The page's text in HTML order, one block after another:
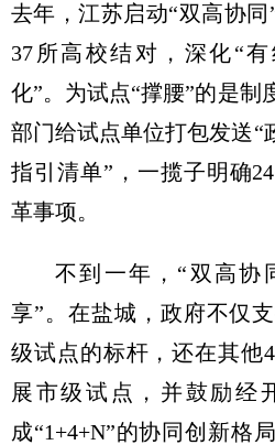
去年，江苏启动“双高协
37所高校结对，深化“
化”。为试点“撑腰”的是
部门给试点单位打包发送“
指引清单”，一揽子明确
革事项。
不到一年，“双高协
享”。在盐城，政府不仅
级试点的标杆，还在其他
展市级试点，并鼓励经
成“1+4+N”的协同创新格